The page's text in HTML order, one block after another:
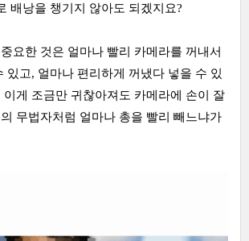
배낭을 챙기지 않아도 되겠지요?
요한 것은 얼마나 빨리 카메라를 꺼내서
있고, 얼마나 편리하게 꺼냈다 넣을 수 있
이게 조금만 귀찮아져도 카메라에 손이 잘
무법자처럼 얼마나 총을 빨리 빼느냐가